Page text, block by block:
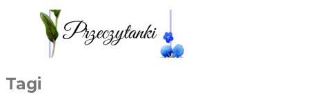
Tagi